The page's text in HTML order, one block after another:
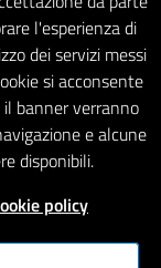
l'esperienza di
dei servizi messi
si acconsente
banner verranno
e alcune
disponibili.
policy